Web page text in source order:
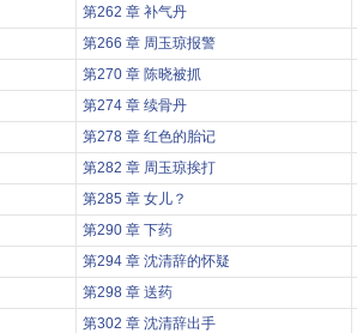
第262 章 补气丹
第266 章 周玉琼报警
第270 章 陈晓被抓
第274 章 续骨丹
第278 章 红色的胎记
第282 章 周玉琼挨打
第285 章 女儿？
第290 章 下药
第294 章 沈清辞的怀疑
第298 章 送药
第302 章 沈清辞出手